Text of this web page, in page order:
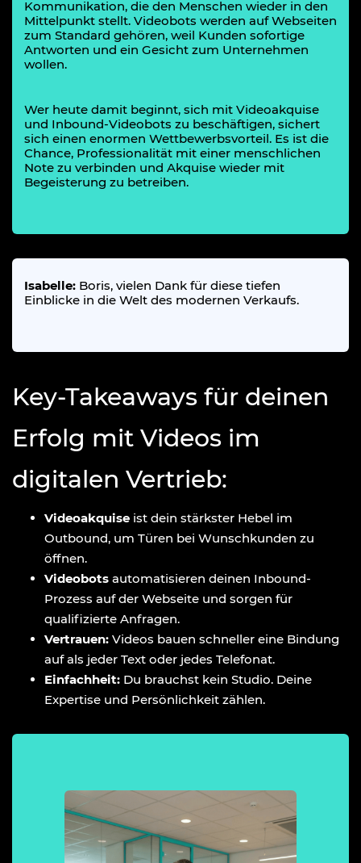
Kommunikation, die den Menschen wieder in den
Mittelpunkt stellt. Videobots werden auf Webseiten
zum Standard gehören, weil Kunden sofortige
Antworten und ein Gesicht zum Unternehmen
wollen.
Wer heute damit beginnt, sich mit Videoakquise
und Inbound-Videobots zu beschäftigen, sichert
sich einen enormen Wettbewerbsvorteil. Es ist die
Chance, Professionalität mit einer menschlichen
Note zu verbinden und Akquise wieder mit
Begeisterung zu betreiben.
Isabelle: Boris, vielen Dank für diese tiefen
Einblicke in die Welt des modernen Verkaufs.
Key-Takeaways für deinen
Erfolg mit Videos im
digitalen Vertrieb:
Videoakquise ist dein stärkster Hebel im
Outbound, um Türen bei Wunschkunden zu
öffnen.
Videobots automatisieren deinen Inbound-
Prozess auf der Webseite und sorgen für
qualifizierte Anfragen.
Vertrauen: Videos bauen schneller eine Bindung
auf als jeder Text oder jedes Telefonat.
Einfachheit: Du brauchst kein Studio. Deine
Expertise und Persönlichkeit zählen.